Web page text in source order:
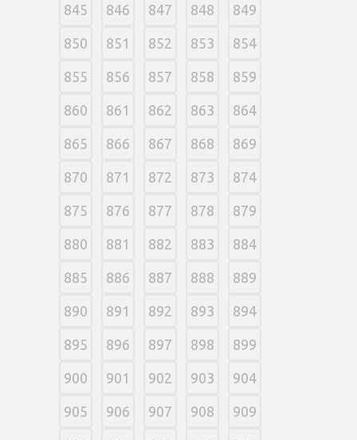
845 846 847 848 849
850 851 852 853 854
855 856 857 858 859
860 861 862 863 864
865 866 867 868 869
870 871 872 873 874
875 876 877 878 879
880 881 882 883 884
885 886 887 888 889
890 891 892 893 894
895 896 897 898 899
900 901 902 903 904
905 906 907 908 909